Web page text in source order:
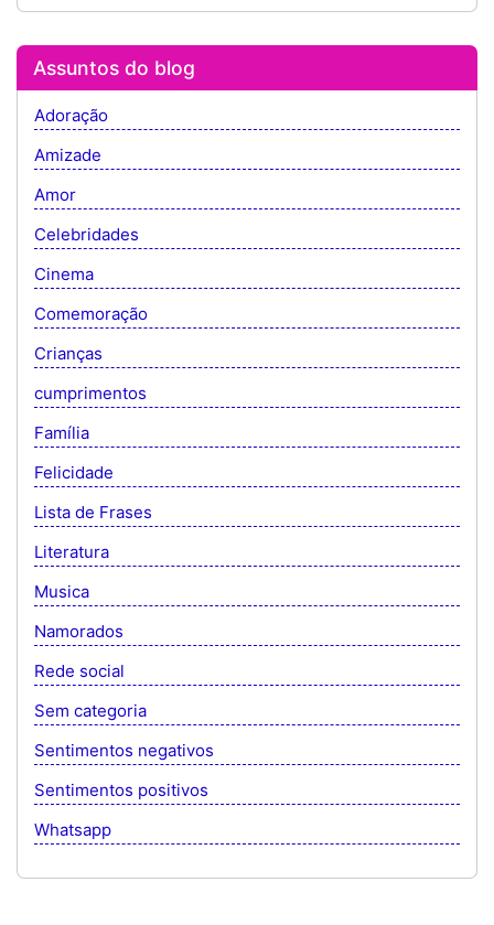
Assuntos do blog
Adoração
Amizade
Amor
Celebridades
Cinema
Comemoração
Crianças
cumprimentos
Família
Felicidade
Lista de Frases
Literatura
Musica
Namorados
Rede social
Sem categoria
Sentimentos negativos
Sentimentos positivos
Whatsapp